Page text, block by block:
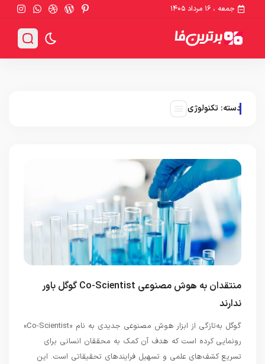
جمعه ، ۱۶ مرداد ۱۴۰۵
دسته: تکنولوژی
منتقدان به هوش مصنوعی Co-Scientist گوگل باور
ندارند
گوگل به‌تازگی از ابزار هوش مصنوعی جدیدی به نام «Co-Scientist»
رونمایی کرده است که هدف آن کمک به محققان انسانی برای
تسریع کشف‌های علمی و تسهیل فرایندهای تحقیقاتی است. این